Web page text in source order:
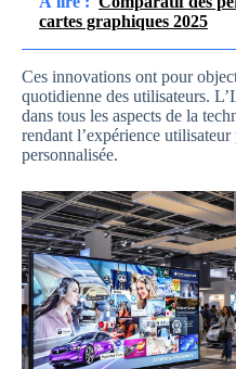
cartes graphiques 2025
Ces innovations ont pour
quotidienne des utilisateurs.
dans tous les aspects de la
rendant l’expérience
personnalisée.